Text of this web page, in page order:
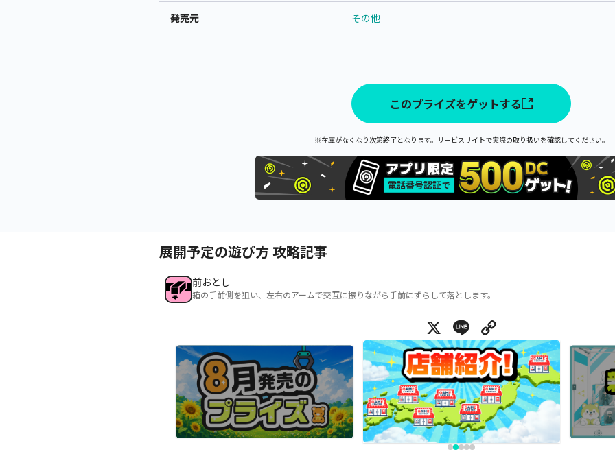
発売元 その他
このプライズをゲットする
※在庫がなくなり次第終了となります。サービスサイトで実際の取り扱いを確認してください。
展開予定の遊び方 攻略記事
前おとし
箱の手前側を狙い、左右のアームで交互に振りながら手前にずらして落とします。
X Line